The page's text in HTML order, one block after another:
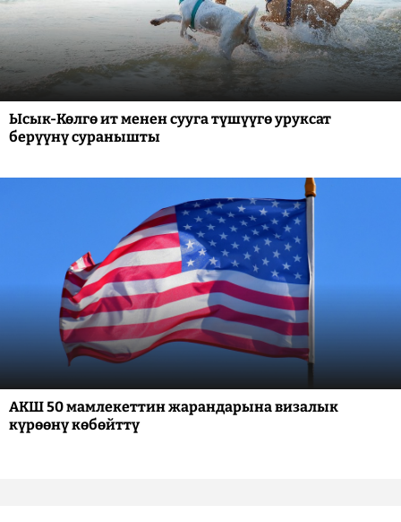
Ысык-Көлгө ит менен сууга түшүүгө уруксат
берүүнү суранышты
АКШ 50 мамлекеттин жарандарына визалык
күрөөнү көбөйттү